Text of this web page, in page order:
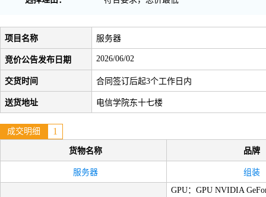
项目名称 服务器
竞价公告发布日期 2026/06/02
交货时间 合同签订后起3个工作日内
送货地址 电信学院东十七楼
成交明细 1
货物名称 品牌
服务器 组装
GPU：GPU NVIDIA